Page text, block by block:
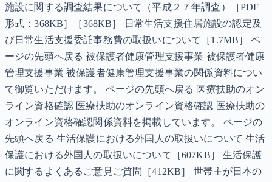
施設に関する調査結果について（平成２７年調査）［PDF
形式：368KB］［368KB］ 日常生活支援住居施設の認定及
び日常生活支援委託事務費の取扱いについて［1.7MB］ ペ
ージの先頭へ戻る 被保護者健康管理支援事業 被保護者健康
管理支援事業 被保護者健康管理支援事業の関係資料につい
て御覧いただけます。 ページの先頭へ戻る 医療扶助のオン
ライン資格確認 医療扶助のオンライン資格確認 医療扶助の
オンライン資格確認関係資料を掲載しています。 ページの
先頭へ戻る 生活保護における外国人の取扱いについて 生活
保護における外国人の取扱いについて［607KB］ 生活保護
に関するよくあるご意見ご質問［412KB］ 世帯主が日本の